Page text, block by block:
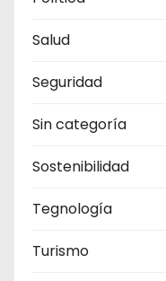
Salud
Seguridad
Sin categoría
Sostenibilidad
Tegnología
Turismo